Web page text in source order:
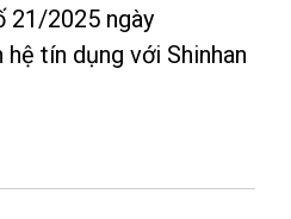
21/2025 ngày
tín dụng với Shinhan